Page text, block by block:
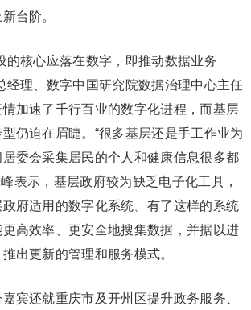
台阶。
核心应落在数字，即推动数据业务
经理、数字中国研究院数据治理中心主任
加速了千行百业的数字化进程，而基层
仍迫在眉睫。“很多基层还是手工作业为
委会采集居民的个人和健康信息很多都
表示，基层政府较为缺乏电子化工具，
府适用的数字化系统。有了这样的系统
高效率、更安全地搜集数据，并据以进
出更新的管理和服务模式。
还就重庆市及开州区提升政务服务、